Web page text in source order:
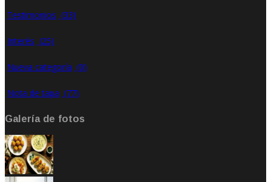
Testimonios (33)
Interés (25)
Nueva categoría (0)
Nota de tapa (77)
Galería de fotos